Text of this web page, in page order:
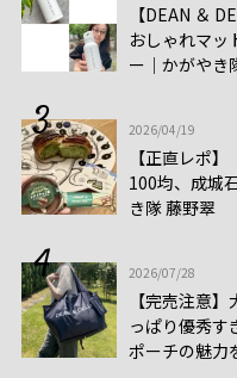
【DEAN ＆
おしゃれマッ
ー│かがやき
2026/04/19
【正直レポ
100均、成城
き隊 藤野翠
2026/07/28
【完売注意
っぱり優秀す
ポーチの魅力